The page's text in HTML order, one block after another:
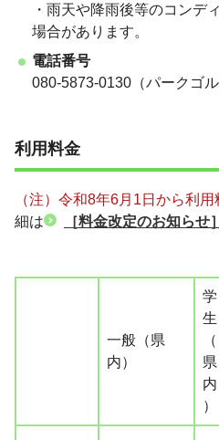
・雨天や降雨後等のコンデ
場合があります。
電話番号
080-5873-0130（パークゴル
利用料金
（注）令和8年6月1日から利
細は
［料金改定のお知らせ］
一般（県
内）
学
生
（
県
内
）